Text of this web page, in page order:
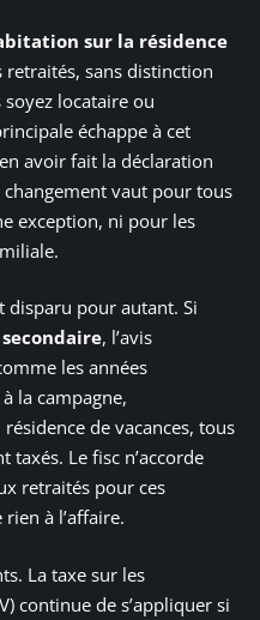
sur la résidence
retraités, sans distinction
soyez locataire ou
échappe à cet
avoir fait la déclaration
changement vaut pour tous
exception, ni pour les
disparu pour autant. Si
, l’avis
les années
la campagne,
de vacances, tous
Le fisc n’accorde
retraités pour ces
à l’affaire.
La taxe sur les
continue de s’appliquer si